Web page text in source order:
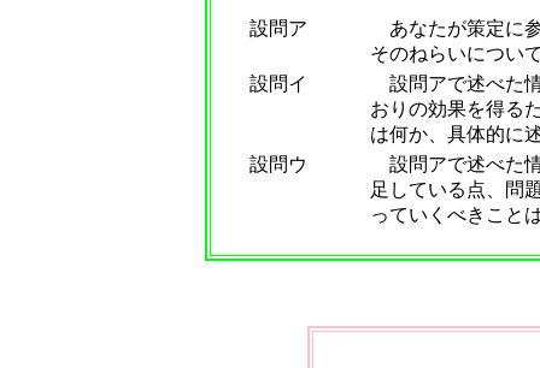
設問ア
あなたが策定に
そのねらいについ
設問イ
設問アで述べた
おりの効果を得る
は何か、具体的に
設問ウ
設問アで述べた
足している点、問
っていくべきこと